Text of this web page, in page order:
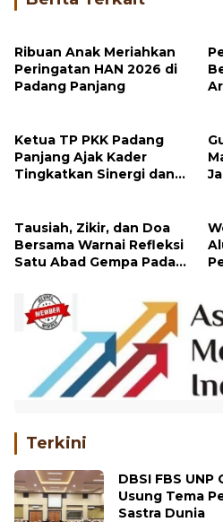
Ribuan Anak Meriahkan
Peringatan HAN 2026 di
Padang Panjang
Ketua TP PKK Padang
Panjang Ajak Kader
Tingkatkan Sinergi dan
Tausiah, Zikir, dan Doa
Bersama Warnai Refleksi
Satu Abad Gempa Padang
Terkini
DBSI FBS UNP
Usung Tema
Sastra Dunia